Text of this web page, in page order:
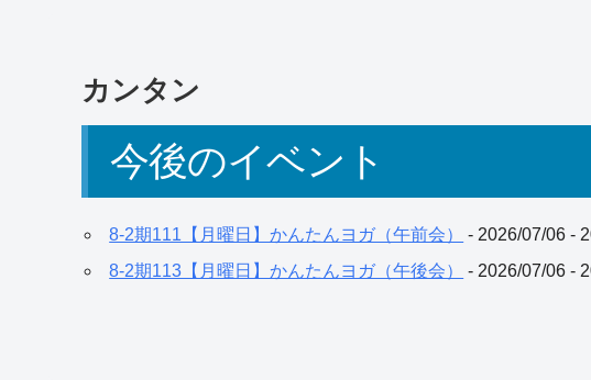
カンタン
今後のイベント
8-2期111【月曜日】かんたんヨガ（午前会）
- 2026/07/06 -
8-2期113【月曜日】かんたんヨガ（午後会）
- 2026/07/06 -